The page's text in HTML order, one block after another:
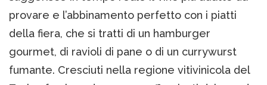
provare e l’abbinamento perfetto con i piatti
della fiera, che si tratti di un hamburger
gourmet, di ravioli di pane o di un currywurst
fumante. Cresciuti nella regione vitivinicola del